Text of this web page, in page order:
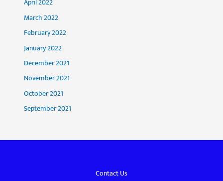
April 2022
March 2022
February 2022
January 2022
December 2021
November 2021
October 2021
September 2021
Contact Us